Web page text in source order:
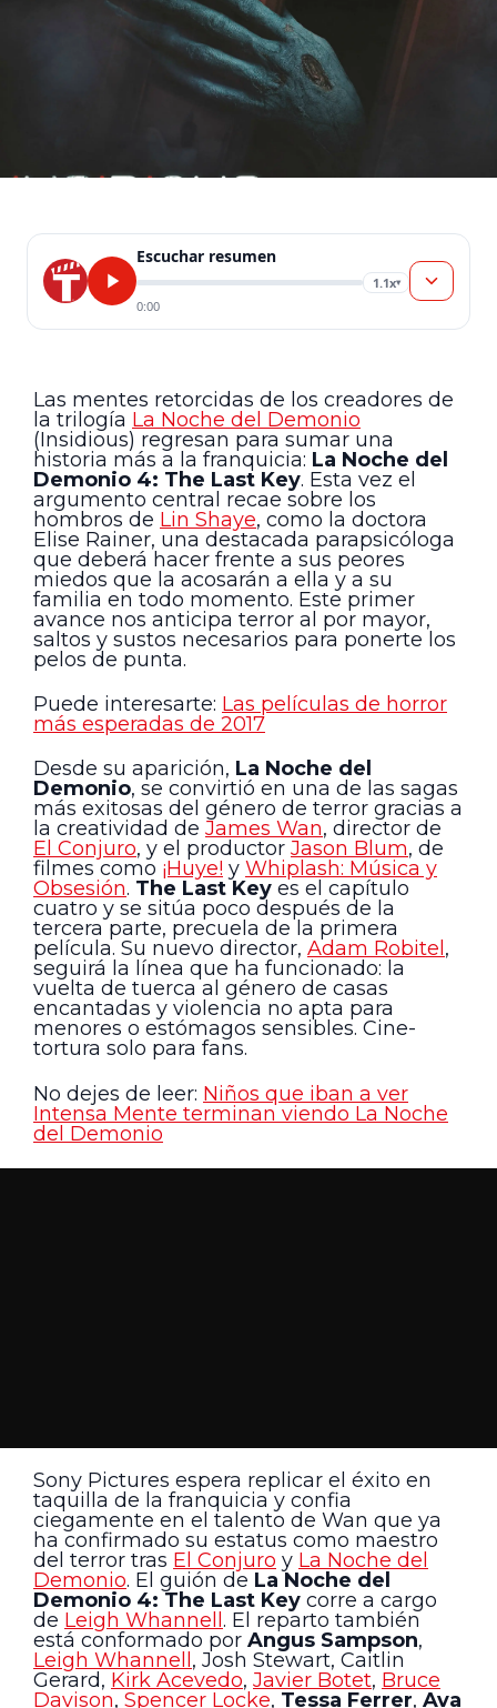
Escuchar resumen
1.1x▾
0:00
Las mentes retorcidas de los creadores de
la trilogía La Noche del Demonio
(Insidious) regresan para sumar una
historia más a la franquicia: La Noche del
Demonio 4: The Last Key. Esta vez el
argumento central recae sobre los
hombros de Lin Shaye, como la doctora
Elise Rainer, una destacada parapsicóloga
que deberá hacer frente a sus peores
miedos que la acosarán a ella y a su
familia en todo momento. Este primer
avance nos anticipa terror al por mayor,
saltos y sustos necesarios para ponerte los
pelos de punta.
Puede interesarte: Las películas de horror
más esperadas de 2017
Desde su aparición, La Noche del
Demonio, se convirtió en una de las sagas
más exitosas del género de terror gracias a
la creatividad de James Wan, director de
El Conjuro, y el productor Jason Blum, de
filmes como ¡Huye! y Whiplash: Música y
Obsesión. The Last Key es el capítulo
cuatro y se sitúa poco después de la
tercera parte, precuela de la primera
película. Su nuevo director, Adam Robitel,
seguirá la línea que ha funcionado: la
vuelta de tuerca al género de casas
encantadas y violencia no apta para
menores o estómagos sensibles. Cine-
tortura solo para fans.
No dejes de leer: Niños que iban a ver
Intensa Mente terminan viendo La Noche
del Demonio
Sony Pictures espera replicar el éxito en
taquilla de la franquicia y confia
ciegamente en el talento de Wan que ya
ha confirmado su estatus como maestro
del terror tras El Conjuro y La Noche del
Demonio. El guión de La Noche del
Demonio 4: The Last Key corre a cargo
de Leigh Whannell . El reparto también
está conformado por Angus Sampson,
Leigh Whannell , Josh Stewart, Caitlin
Gerard, Kirk Acevedo, Javier Botet, Bruce
Davison, Spencer Locke, Tessa Ferrer, Ava